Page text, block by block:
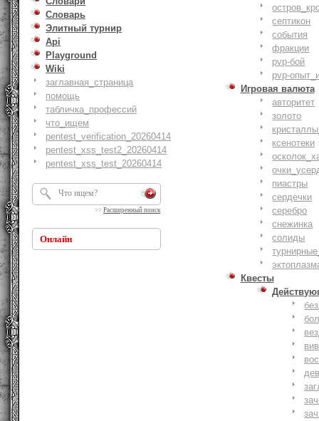
Словарь
Элитный турнир
Api
Playground
Wiki
заглавная_страница
помощь
табличка_профессий
что_ищем
pentest_verification_20260414
pentest_xss_test2_20260414
pentest_xss_test_20260414
>> Расширенный поиск
Онлайн
септикон
события
фракции
pvp-бой
pvp-
Игровая валюта
авторитет
золото
ксенотеки
пиастры
сердечки
серебро
снежинка
солиды
Квесты